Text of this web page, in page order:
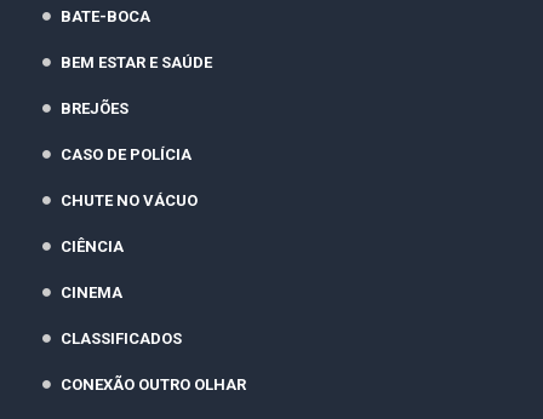
BATE-BOCA
BEM ESTAR E SAÚDE
BREJÕES
CASO DE POLÍCIA
CHUTE NO VÁCUO
CIÊNCIA
CINEMA
CLASSIFICADOS
CONEXÃO OUTRO OLHAR